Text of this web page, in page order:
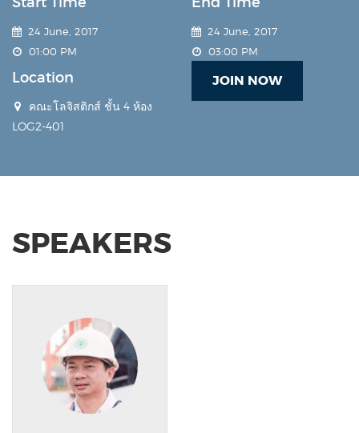
24 June, 2017
01:00 PM
24 June, 2017
03:00 PM
Location
คณะโลจิสติกส์ ชั้น 4 ห้อง
LOG2-401
JOIN NOW
SPEAKERS